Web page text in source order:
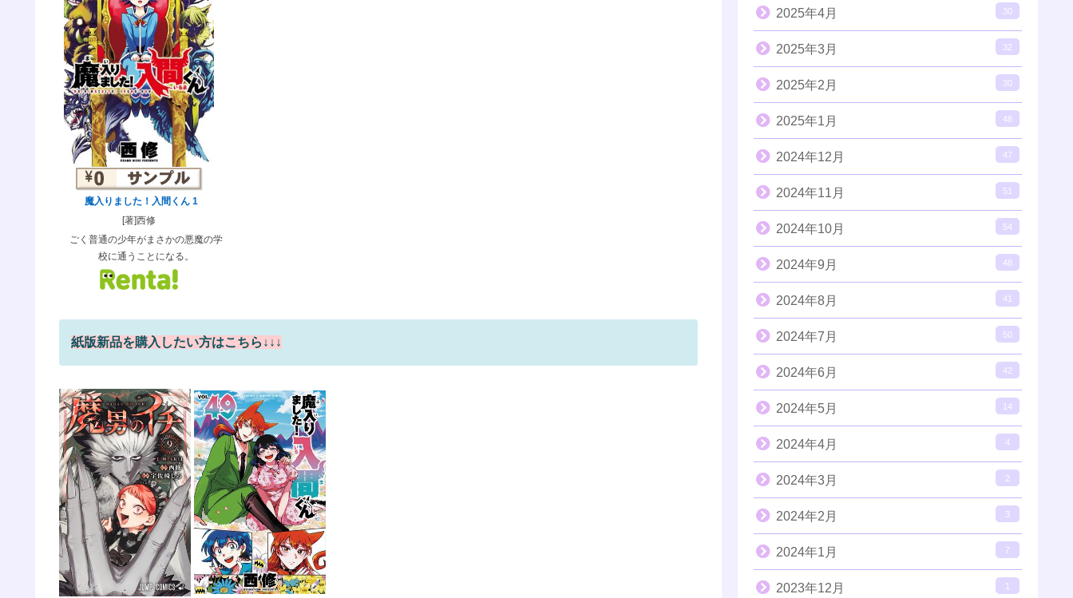
魔入りました！入間くん 1
[著]西修
ごく普通の少年がまさかの悪魔の学
校に通うことになる。
紙版新品を購入したい方はこちら↓↓↓
2025年4月 30
2025年3月 32
2025年2月 30
2025年1月 48
2024年12月 47
2024年11月 51
2024年10月 54
2024年9月 48
2024年8月 41
2024年7月 50
2024年6月 42
2024年5月 14
2024年4月 4
2024年3月 2
2024年2月 3
2024年1月 7
2023年12月 1